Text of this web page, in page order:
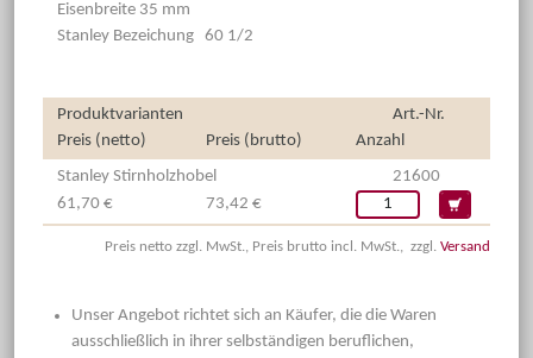
Eisenbreite 35 mm
Stanley Bezeichung 60 1/2
Produktvarianten
Art.-Nr.
Preis (netto)
Preis (brutto)
Anzahl
Stanley Stirnholzhobel
21600
61,70 €
73,42 €
Preis netto zzgl. MwSt., Preis brutto incl. MwSt., zzgl. Versand
Unser Angebot richtet sich an Käufer, die die Waren
ausschließlich in ihrer selbständigen beruflichen,